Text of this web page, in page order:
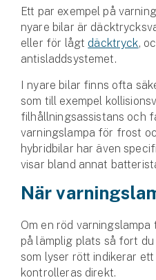
Ett par exempel på
nyare bilar är
eller för lågt däcktryck,
antisladdsystemet.
I nyare bilar finns ofta
som till exempel
filhållningsassistans och
varningslampa för frost
hybridbilar har även
visar bland annat
När
Om en röd
på lämplig plats så fort du
som lyser rött indikerar
kontrolleras direkt.